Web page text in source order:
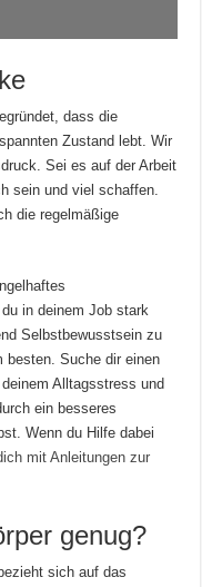
dass die
Zustand lebt. Wir
Sei es auf der Arbeit
sein und viel schaffen.
die regelmäßige
in deinem Job stark
Selbstbewusstsein zu
besten. Suche dir einen
Alltagsstress und
ein besseres
Wenn du Hilfe dabei
mit Anleitungen zur
genug?
sich auf das